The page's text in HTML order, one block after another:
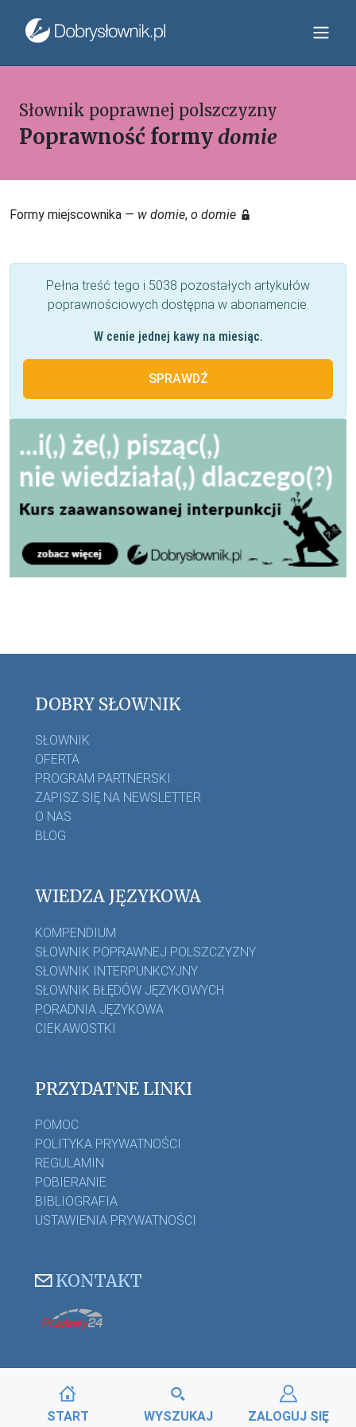
Słownik poprawnej polszczyzny
Poprawność formy domie
Formy miejscownika — w domie, o domie
Pełna treść tego i 5038 pozostałych artykułów
poprawnościowych dostępna w abonamencie.
W cenie jednej kawy na miesiąc.
SPRAWDŹ
DOBRY SŁOWNIK
SŁOWNIK
OFERTA
PROGRAM PARTNERSKI
ZAPISZ SIĘ NA NEWSLETTER
O NAS
BLOG
WIEDZA JĘZYKOWA
KOMPENDIUM
SŁOWNIK POPRAWNEJ POLSZCZYZNY
SŁOWNIK INTERPUNKCYJNY
SŁOWNIK BŁĘDÓW JĘZYKOWYCH
PORADNIA JĘZYKOWA
CIEKAWOSTKI
PRZYDATNE LINKI
POMOC
POLITYKA PRYWATNOŚCI
REGULAMIN
POBIERANIE
BIBLIOGRAFIA
USTAWIENIA PRYWATNOŚCI
KONTAKT
START WYSZUKAJ ZALOGUJ SIĘ